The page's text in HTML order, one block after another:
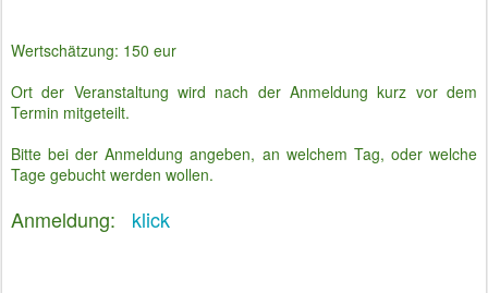
Wertschätzung: 150 eur
Ort der Veranstaltung wird nach der Anmeldung kurz vor dem
Termin mitgeteilt.
Bitte bei der Anmeldung angeben, an welchem Tag, oder welche
Tage gebucht werden wollen.
Anmeldung: klick